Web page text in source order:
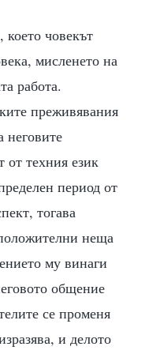
умее да се суети или който иска да отдаде всичко от себе си; хората, които нямат опит в истината, които не са били окастрени или съдени, не са способни да вършат такова дело. Хората без опит, които са хора без реалност, не са способни да видят ясно реалността, защото самите те не притежават тази същност. Така че хората от този тип не само са неспособни да вършат работа на водачество, но и самите те, ако останат без истината за дълъг период от време, ще бъдат отстранени. Прозрението, което изразяваш, може да е потвърждение за несгодите, които си преживял в живота си, на нещата, за които си наказан, и на проблемите, за които си бил съден. Това важи и за изпитанията: когато човек е облагороден, когато човек е слаб — това са все области, в които има опит, в които има път. Например, ако някой има трудности в брака си, той често ще споделя: „Благодаря на Бог, слава на Бог, трябва да удовлетворя Божиите намерения и да Му отдам целия си живот, и трябва да предам брака си изцяло в Божиите ръце. Готов съм да посветя целия си живот на Бог“. Всичко, което е вътре в човека, може чрез общуването да покаже кой е той. Темпото на речта на даден човек, дали говори силно или тихо — всичко това е без значение за опита и не може да отрази какво притежава той и какво е. Това може да определи само дали индивидуалността му е добра или лоша, дали природата му е добра или лоша, но не може да се приравни към това дали има опит. Способността да се изразяваш в речта или умението или бързината, с която говориш, е само въпрос на практика и не може да замени опита. Когато